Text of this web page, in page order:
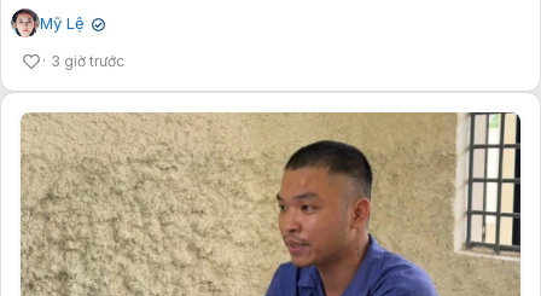
Mỹ Lệ ✔
3 giờ trước